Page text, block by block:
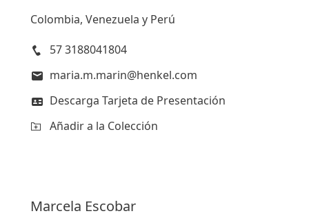
Colombia, Venezuela y Perú
57 3188041804
maria.m.marin@henkel.com
Descarga Tarjeta de Presentación
Añadir a la Colección
Marcela Escobar